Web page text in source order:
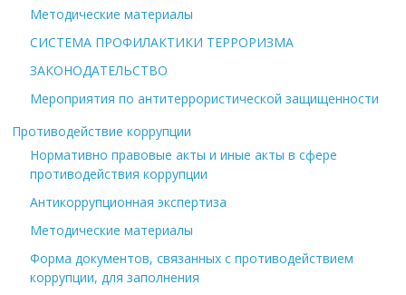
Методические материалы
СИСТЕМА ПРОФИЛАКТИКИ ТЕРРОРИЗМА
ЗАКОНОДАТЕЛЬСТВО
Мероприятия по антитеррористической защищенности
Противодействие коррупции
Нормативно правовые акты и иные акты в сфере
противодействия коррупции
Антикоррупционная экспертиза
Методические материалы
Форма документов, связанных с противодействием
коррупции, для заполнения